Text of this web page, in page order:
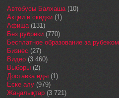
Автобусы Балхаша(10)
Акции и скидки (1)
Афиша(131)
Без рубрики (770)
Бесплатное образование за рубежом
Бизнес (27)
Видео (3 460)
Выборы (2)
Доставка еды (1)
Еске алу (979)
Жаңалықтар (3 721)